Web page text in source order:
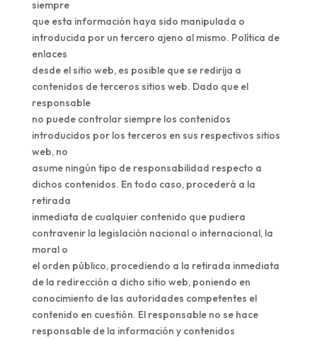
siempre
que esta información haya sido manipulada o
introducida por un tercero ajeno al mismo. Política de
enlaces
desde el sitio web, es posible que se redirija a
contenidos de terceros sitios web. Dado que el
responsable
no puede controlar siempre los contenidos
introducidos por los terceros en sus respectivos sitios
web, no
asume ningún tipo de responsabilidad respecto a
dichos contenidos. En todo caso, procederá a la
retirada
inmediata de cualquier contenido que pudiera
contravenir la legislación nacional o internacional, la
moral o
el orden público, procediendo a la retirada inmediata
de la redirección a dicho sitio web, poniendo en
conocimiento de las autoridades competentes el
contenido en cuestión. El responsable no se hace
responsable de la información y contenidos